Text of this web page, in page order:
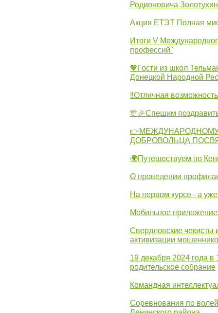
Родионовича
Акция ЕТЭТ Полная
Итоги V
профессий"
💖Гости из школ
Донецкой Народной
‼Отличная
🎊🎉Спешим
ДОБРОВОЛЬЦА
🌍Путешествуем по
О проведении
На первом курсе - а
Мобильное
Свердловские
активизации
19 декабря 2024 года
родительское собрание
Командная
Соревнования по